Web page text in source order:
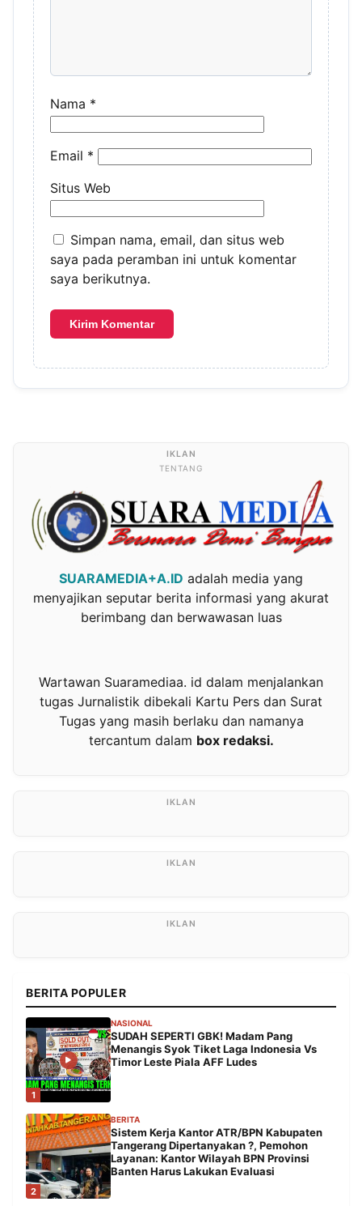
Nama *
Email *
Situs Web
Simpan nama, email, dan situs web
saya pada peramban ini untuk komentar
saya berikutnya.
TENTANG
SUARAMEDIA+A.ID adalah media yang
menyajikan seputar berita informasi yang akurat
berimbang dan berwawasan luas
Wartawan Suaramediaa. id dalam menjalankan
tugas Jurnalistik dibekali Kartu Pers dan Surat
Tugas yang masih berlaku dan namanya
tercantum dalam box redaksi.
BERITA POPULER
1
NASIONAL
SUDAH SEPERTI GBK! Madam Pang
Menangis Syok Tiket Laga Indonesia Vs
Timor Leste Piala AFF Ludes
2
BERITA
Sistem Kerja Kantor ATR/BPN Kabupaten
Tangerang Dipertanyakan ?, Pemohon
Layanan: Kantor Wilayah BPN Provinsi
Banten Harus Lakukan Evaluasi